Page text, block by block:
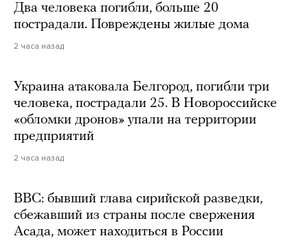
Два человека погибли, больше 20
пострадали. Повреждены жилые дома
2 часа назад
Украина атаковала Белгород, погибли три
человека, пострадали 25. В Новороссийске
«обломки дронов» упали на территории
предприятий
2 часа назад
BBC: бывший глава сирийской разведки,
сбежавший из страны после свержения
Асада, может находиться в России